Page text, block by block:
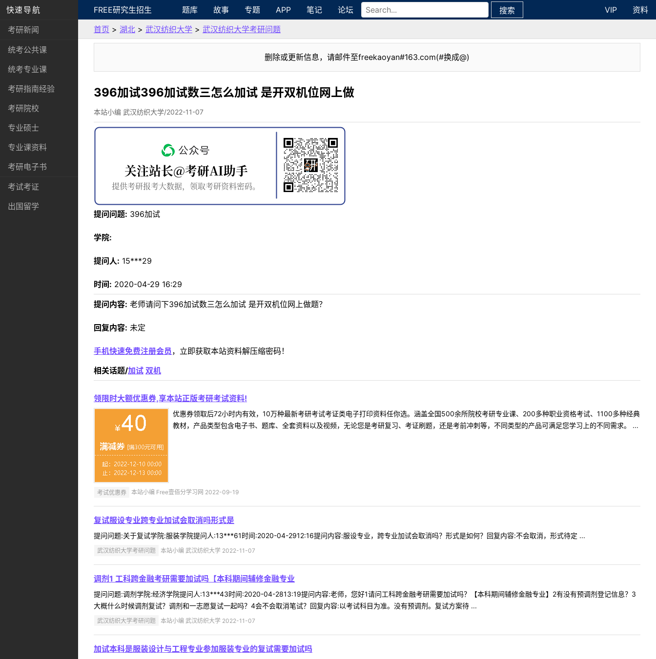
快速导航
考研新闻
统考公共课
统考专业课
考研指南经验
考研院校
专业硕士
专业课资料
考研电子书
考试考证
出国留学
FREE研究生招生 题库 故事 专题 APP 笔记 论坛 搜索 VIP
资料
首页 > 湖北 > 武汉纺织大学 > 武汉纺织大学考研问题
删除或更新信息，请邮件至freekaoyan#163.com(#换成@)
396加试396加试数三怎么加试 是开双机位网上做
本站小编 武汉纺织大学/2022-11-07
提问问题: 396加试
学院:
提问人: 15***29
时间: 2020-04-29 16:29
提问内容: 老师请问下396加试数三怎么加试 是开双机位网上做题？
回复内容: 未定
手机快速免费注册会员 ，立即获取本站资料解压缩密码！
相关话题/加试 双机
领限时大额优惠券,享本站正版考研考试资料!
优惠券领取后72小时内有效，10万种最新考研考试考证类电子打印资料任你选。涵盖全国500余所院校考研专业课、200多种职业资格考试、1100多种经典
教材，产品类型包含电子书、题库、全套资料以及视频，无论您是考研复习、考证刷题，还是考前冲刺等，不同类型的产品可满足您学习上的不同需求。 ...
考试优惠券 本站小编 Free壹佰分学习网 2022-09-19
复试服设专业跨专业加试会取消吗形式是
提问问题:关于复试学院:服装学院提问人:13***61时间:2020-04-2912:16提问内容:服设专业，跨专业加试会取消吗？形式是如何？回复内容:不会取消，形式待定 ...
武汉纺织大学考研问题 本站小编 武汉纺织大学 2022-11-07
调剂1 工科跨金融考研需要加试吗【本科期间辅修金融专业
提问问题:调剂学院:经济学院提问人:13***43时间:2020-04-2813:19提问内容:老师，您好1请问工科跨金融考研需要加试吗？【本科期间辅修金融专业】2有没有预调剂登记信息？3
大概什么时候调剂复试？调剂和一志愿复试一起吗？4会不会取消笔试？回复内容:以考试科目为准。没有预调剂。复试方案待 ...
武汉纺织大学考研问题 本站小编 武汉纺织大学 2022-11-07
加试本科是服装设计与工程专业参加服装专业的复试需要加试吗